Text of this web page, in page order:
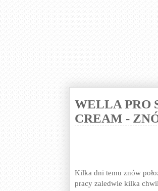
WELLA PRO
CREAM -
Kilka dni temu znów
pracy zaledwie kilka